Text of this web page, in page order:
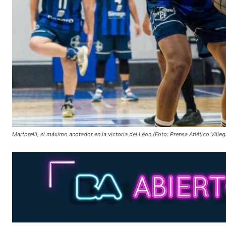
Martorelli, el máximo anotador en la victoria del Léon (Foto: Prensa Atlético